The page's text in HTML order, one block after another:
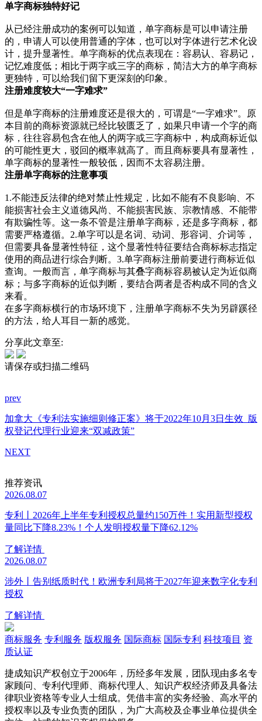
单字商标独特好记
从已经注册成功的案例可以知道，单字商标是可以申请注册
的，申请人可以使用普通的字体，也可以对字体进行艺术化设
计，提升显著性。单字商标的优点表现在：容易认、容易记，
记忆难度低；相比于两字或三字的商标，简洁大方的单字商标
更独特，可以给我们留下更深刻的印象。
注册难度较大“一字难求”
但是单字商标的注册难度还是很大的，可谓是“一字难求”。原
本目前的商标资源就已经比较匮乏了，如果只申请一个字的商
标，往往容易包含在他人的两字或三字商标中，构成商标近似
的可能性更大，驳回的概率就高了。而且商标要具有显著性，
单字商标的显著性一般较低，因而不太容易注册。
注册单字商标的注意事项
1.不能违反法律的绝对禁止性规定，比如不能有不良影响、不
能损害社会主义道德风尚、不能损害民族、宗教情感、不能带
有欺骗性等。这一条不管是注册单字商标，还是多字商标，都
需要严格遵循。2.单字可以是名词、动词、形容词、介词等，
但需要具备显著性特征，这个显著性特征要结合商标标志指定
使用的商品进行综合判断。3.单字商标注册前要进行商标近似
查询。一般而言，单字商标与其叠字商标容易被认定为近似商
标；与多字商标的近似判断，要结合两者是否构成不同的含义
来看。
在多字商标横行的市场环境下，注册单字商标不失为另辟蹊径
的方法，给人耳目一新的感觉。
分享此文章至:
请保存或扫描二维码
prev
加拿大《专利法实施细则修正案》将于2022年10月3日生效 版
权登记代理行业迎来“双减政策”
NEXT
推荐资讯
2026.08.07
专利丨2026年上半年专利授权总量约150万件！实用新型授权
量同比下降8.23%！个人发明授权量下降62.12%
了解详情
2026.08.07
涉外丨告别纸质时代！欧洲专利局将于2027年迎来数字化专利
授权
了解详情
商标服务 专利服务 版权服务 国际商标 国际专利 科技项目 资
质认证
捷成知识产权创立于2006年，历经多年发展，团队现由多名专
家顾问、专利代理师、商标代理人、知识产权经济师及具备法
律职业资格等专业人士组成。凭借丰富的实务经验、高水平的
授权率以及专业负责的团队，为广大高校及企事业单位提供全